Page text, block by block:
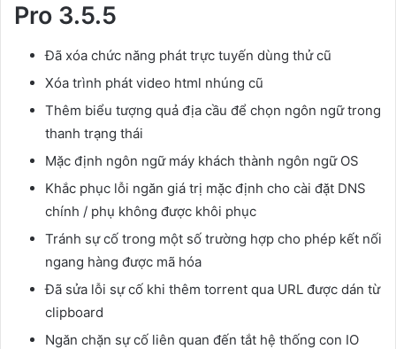
Pro 3.5.5
Đã xóa chức năng phát trực tuyến dùng thử cũ
Xóa trình phát video html nhúng cũ
Thêm biểu tượng quả địa cầu để chọn ngôn ngữ trong
thanh trạng thái
Mặc định ngôn ngữ máy khách thành ngôn ngữ OS
Khắc phục lỗi ngăn giá trị mặc định cho cài đặt DNS
chính / phụ không được khôi phục
Tránh sự cố trong một số trường hợp cho phép kết nối
ngang hàng được mã hóa
Đã sửa lỗi sự cố khi thêm torrent qua URL được dán từ
clipboard
Ngăn chặn sự cố liên quan đến tắt hệ thống con IO